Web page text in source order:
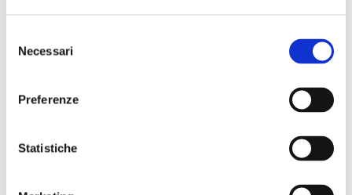
delNecessari
Preferenze
Statistiche
soluzioni e incentivi
casa è l’insieme delle pratiche utili a rendere
l’abitazione più efficiente nell’utilizzo dell’energia